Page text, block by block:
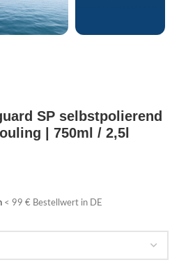
SP selbstpolierend
| 750ml / 2,5l
< 99 € Bestellwert in DE